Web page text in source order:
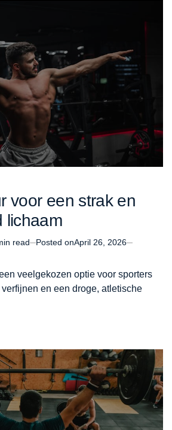
voor een strak en
lichaam
read Posted onApril 26, 2026
veelgekozen optie voor sporters
en een droge, atletische